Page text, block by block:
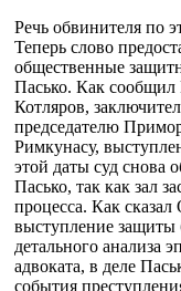
Речь обвинителя по
Теперь слово
общественные
Пасько. Как
Котляров,
председателю
Римкунасу,
этой даты суд снова
Пасько, так как зал
процесса. Как
выступление
детального анализа
адвоката, в деле
события